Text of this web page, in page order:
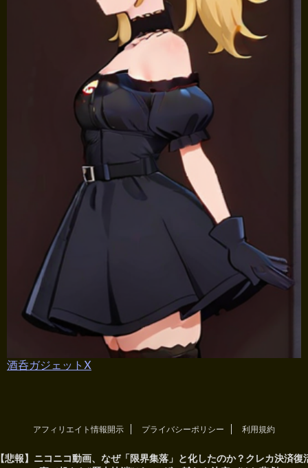
酒呑ガジェットX
アフィリエイト情報開示 プライバシーポリシー 利用規約
悲報】ニコニコ動画、なぜ「限界集落」と化したのか？クレカ決済復